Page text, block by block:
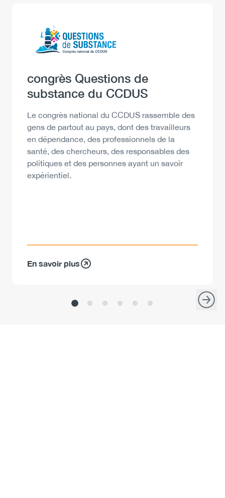
Heading
congrès Questions de
substance du CCDUS
Description
Le congrès national du CCDUS rassemble des
gens de partout au pays, dont des travailleurs
en dépendance, des professionnels de la
santé, des chercheurs, des responsables des
politiques et des personnes ayant un savoir
expérientiel.
En savoir plus